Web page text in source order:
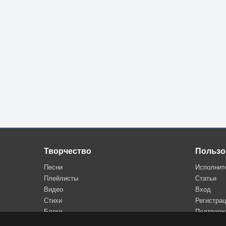
Творчество
Песни
Плейлисты
Видео
Стихи
Блоги
Статьи
Вход